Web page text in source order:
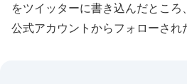
をツイッターに書き込んだところ
公式アカウントからフォローされ